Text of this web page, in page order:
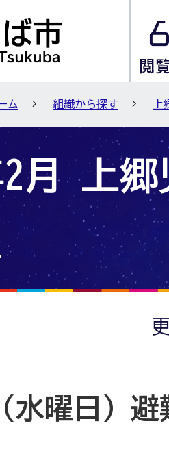
ム 組織から探す
2月 上
水曜日）